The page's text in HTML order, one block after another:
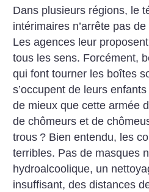
Dans plusieurs régions, le
intérimaires n’arrête pas
Les agences leur
tous les sens. Forcément,
qui font tourner les boîtes
s’occupent de leurs
de mieux que cette armée
de chômeurs et de
trous ? Bien entendu, les
terribles. Pas de masques
hydroalcoolique, un
insuffisant, des distances